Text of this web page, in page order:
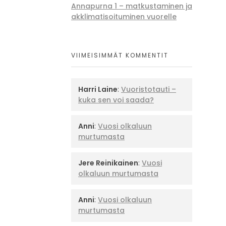
Annapurna 1 – matkustaminen ja
akklimatisoituminen vuorelle
VIIMEISIMMÄT KOMMENTIT
Harri Laine: Vuoristotauti –
kuka sen voi saada?
Anni: Vuosi olkaluun
murtumasta
Jere Reinikainen: Vuosi
olkaluun murtumasta
Anni: Vuosi olkaluun
murtumasta